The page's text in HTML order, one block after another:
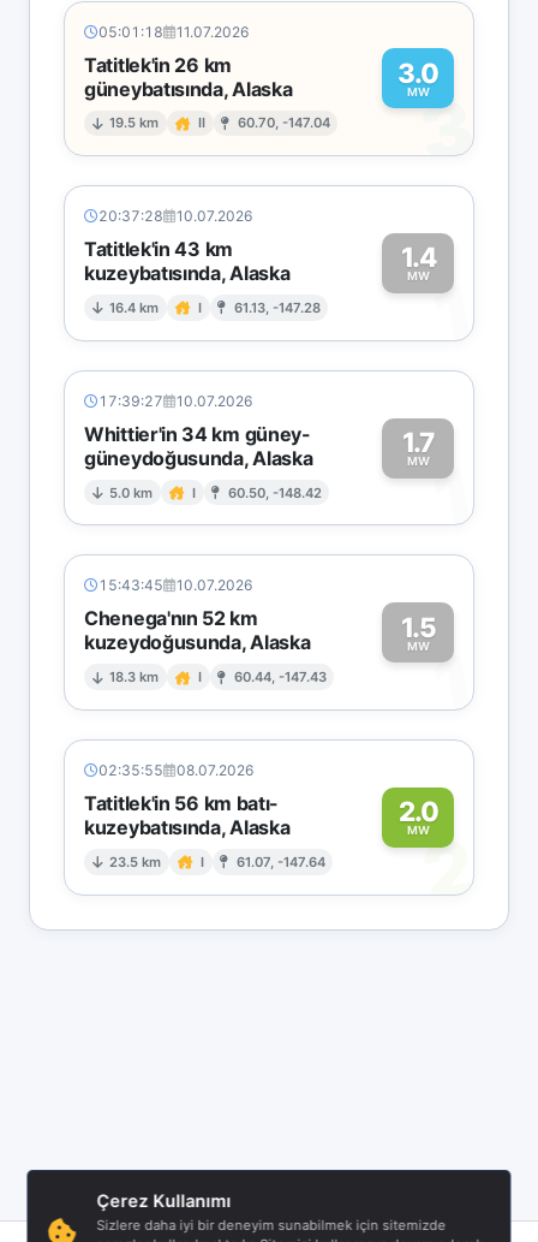
05:01:18 11.07.2026
Tatitlek'in 26 km
güneybatısında, Alaska
19.5 km II 60.70, -147.04
3.0
MW
3
20:37:28 10.07.2026
Tatitlek'in 43 km
kuzeybatısında, Alaska
16.4 km I 61.13, -147.28
1.4
MW1
17:39:27 10.07.2026
Whittier'in 34 km güney-
güneydoğusunda, Alaska
5.0 km I 60.50, -148.42
1.7
MW1
15:43:45 10.07.2026
Chenega'nın 52 km
kuzeydoğusunda, Alaska
18.3 km I 60.44, -147.43
1.5
MW1
02:35:55 08.07.2026
Tatitlek'in 56 km batı-
kuzeybatısında, Alaska
23.5 km I 61.07, -147.64
2.0
MW2
Çerez Kullanımı
Sizlere daha iyi bir deneyim sunabilmek için sitemizde